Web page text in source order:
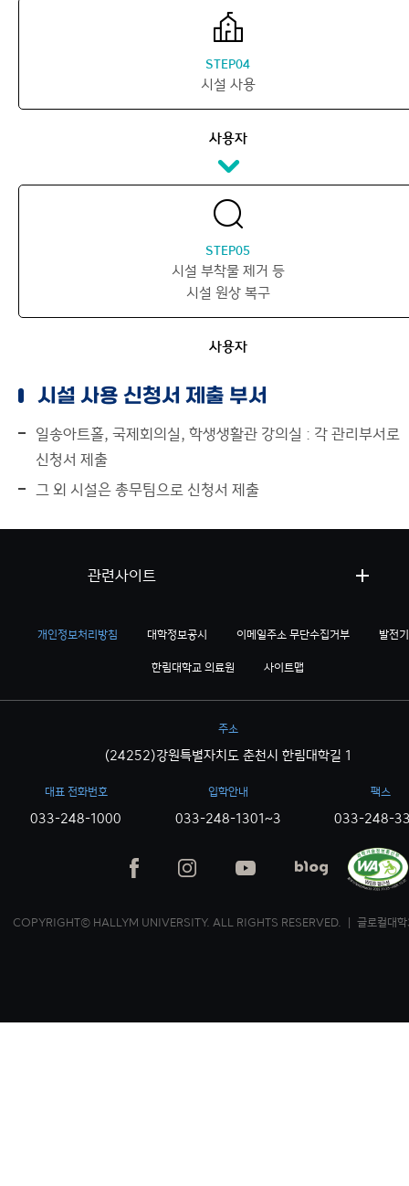
STEP04
시설 사용
사용자
STEP05
시설 부착물 제거 등
시설 원상 복구
사용자
시설 사용 신청서 제출 부서
일송아트홀, 국제회의실, 학생생활관 강의실 : 각 관리부서로
신청서 제출
그 외 시설은 총무팀으로 신청서 제출
개인정보처리방침 대학정보공시 이메일주소 무단수집거부 발전
한림대학교 의료원 사이트맵
관련사이트
주소
(24252)강원특별자치도 춘천시 한림대학길 1
대표 전화번호
033-248-1000
입학안내
033-248-1301~3
팩스
033-248-
COPYRIGHT© HALLYM UNIVERSITY. ALL RIGHTS RESERVED. ｜ 글로컬대